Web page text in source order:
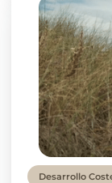
Desarrollo